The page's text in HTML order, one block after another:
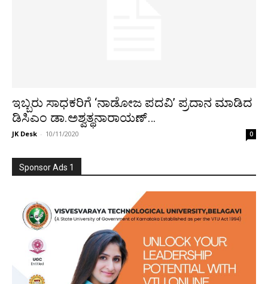
ಇಬ್ಬರು ಸಾಧಕರಿಗೆ ‘ನಾಡೋಜ ಪದವಿ’ ಪ್ರದಾನ ಮಾಡಿದ
ಡಿಸಿಎಂ ಡಾ.ಅಶ್ವತ್ಥನಾರಾಯಣ್…
JK Desk - 10/11/2020 0
Sponsor Ads 1